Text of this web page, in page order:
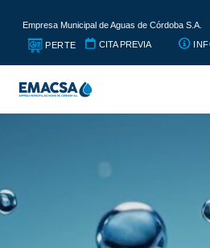
Empresa Municipal de Aguas de Córdoba S.A.
PERTE CITA PREVIA